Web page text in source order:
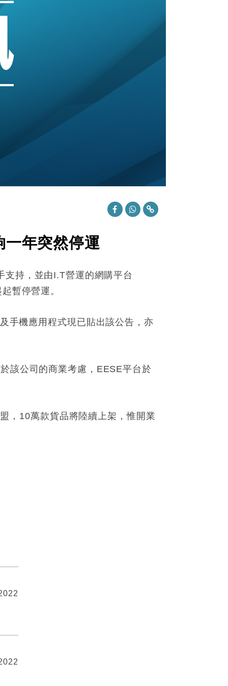
年突然停運
持，並由I.T營運的網購平台
暫停營運。
手機應用程式現已貼出該公告，亦
該公司的商業考慮，EESE平台於
，10萬款貨品將陸續上架，惟開業